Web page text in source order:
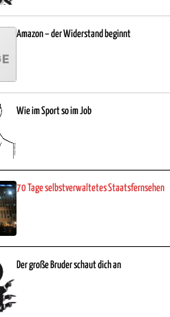
Amazon – der Widerstand beginnt
Wie im Sport so im Job
70 Tage selbstverwaltetes Staatsfernsehen
Der große Bruder schaut dich an